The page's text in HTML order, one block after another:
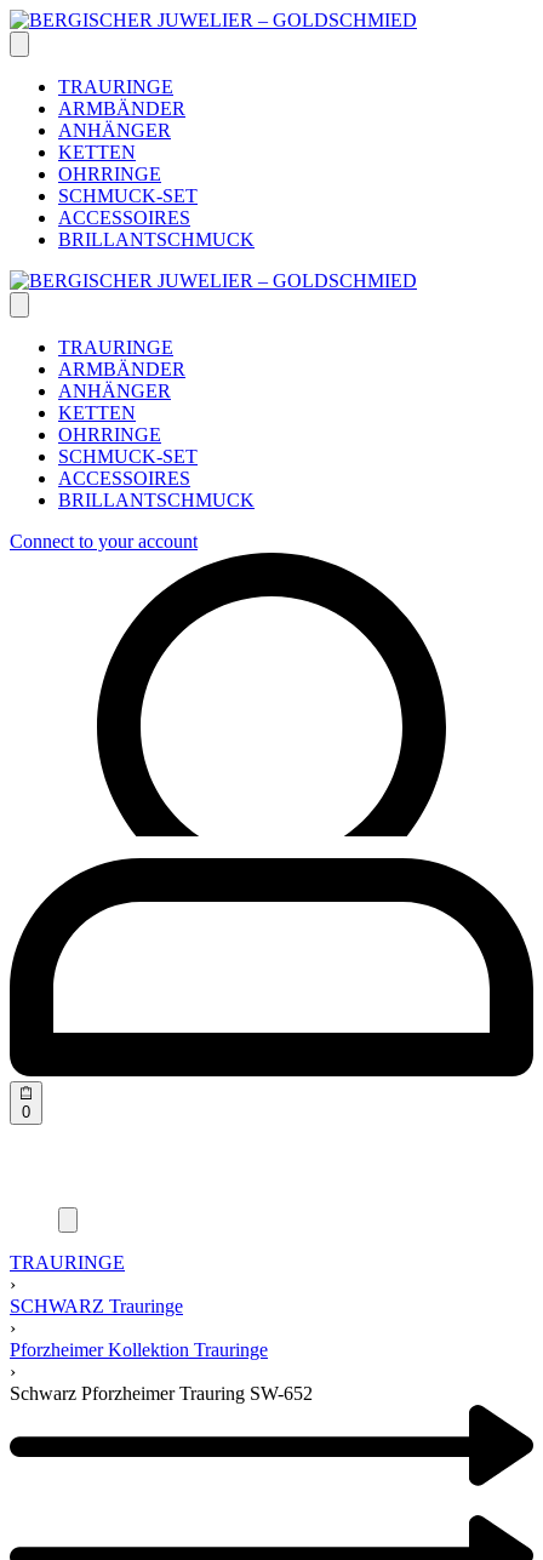
Skip
to
content
TRAURINGE
ARMBÄNDER
ANHÄNGER
KETTEN
OHRRINGE
SCHMUCK-SET
ACCESSOIRES
BRILLANTSCHMUCK
TRAURINGE
ARMBÄNDER
ANHÄNGER
KETTEN
OHRRINGE
SCHMUCK-SET
ACCESSOIRES
BRILLANTSCHMUCK
Connect to your account
0
TRAURINGE
›
SCHWARZ Trauringe
›
Pforzheimer Kollektion Trauringe
›
Schwarz Pforzheimer Trauring SW-652
navigation